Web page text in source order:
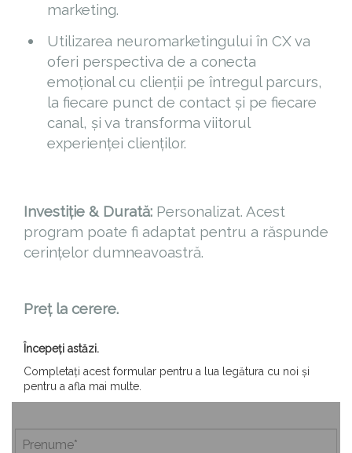
marketing.
Utilizarea neuromarketingului în CX va
oferi perspectiva de a conecta
emoțional cu clienții pe întregul parcurs,
la fiecare punct de contact și pe fiecare
canal, și va transforma viitorul
experienței clienților.
Investiție & Durată: Personalizat. Acest
program poate fi adaptat pentru a răspunde
cerințelor dumneavoastră.
Preț la cerere.
Începeți astăzi.
Completați acest formular pentru a lua legătura cu noi și
pentru a afla mai multe.